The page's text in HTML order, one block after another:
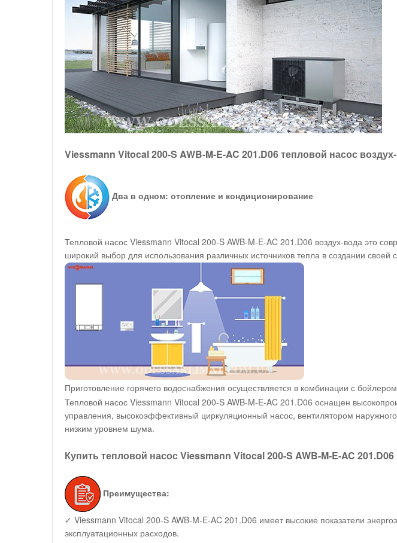
Viessmann Vitocal 200-S AWB-M-E-AC 201.D06 тепловой насос
Два в одном: отопление и кондиционирование
Тепловой насос Viessmann Vitocal 200-S AWB-M-E-AC 201.D06 воздух-вода это
широкий выбор для использования различных источников тепла в создании
Приготовление горячего водоснабжения осуществляется в комбинации с
Тепловой насос Viessmann Vitocal 200-S AWB-M-E-AC 201.D06 оснащен
управления, высокоэффективный циркуляционный насос, вентилятором
низким уровнем шума.
Купить тепловой насос Viessmann Vitocal 200-S AWB-M-E-AC
Преимущества:
✓ Viessmann Vitocal 200-S AWB-M-E-AC 201.D06 имеет высокие показатели
эксплуатационных расходов.